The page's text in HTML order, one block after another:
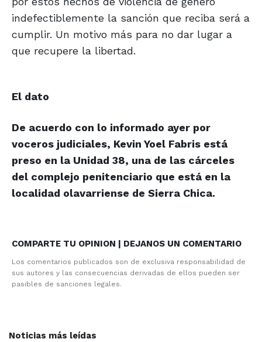
indefectiblemente la sanción que reciba será a
cumplir. Un motivo más para no dar lugar a
que recupere la libertad.
El dato
De acuerdo con lo informado ayer por
voceros judiciales, Kevin Yoel Fabris está
preso en la Unidad 38, una de las cárceles
del complejo penitenciario que está en la
localidad olavarriense de Sierra Chica.
COMPARTE TU OPINION | DEJANOS UN COMENTARIO
Los comentarios publicados son de exclusiva responsabilidad de
sus autores y las consecuencias derivadas de ellos pueden ser
pasibles de sanciones legales.
Noticias más leídas